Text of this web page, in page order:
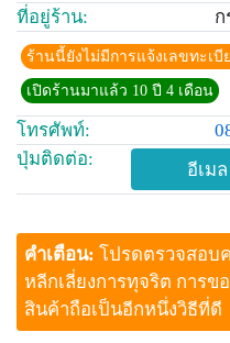
ที่อยู่ร้าน:
ก
ร้านนี้ยังไม่มีการแจ้งเลขทะเ
เปิดร้านมาแล้ว 10 ปี 4 เดือน
โทรศัพท์:
ปุ่มติดต่อ:
อีเมล
คำเตือน: โปรดตรวจสอบ
หลีกเลี่ยงการทุจริต การข
สินค้าถือเป็นอีกหนึ่งวิธีที่ดี